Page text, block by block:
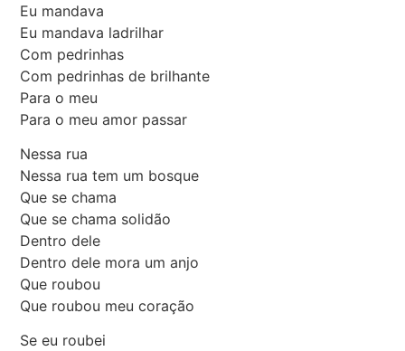
Eu mandava
Eu mandava ladrilhar
Com pedrinhas
Com pedrinhas de brilhante
Para o meu
Para o meu amor passar
Nessa rua
Nessa rua tem um bosque
Que se chama
Que se chama solidão
Dentro dele
Dentro dele mora um anjo
Que roubou
Que roubou meu coração
Se eu roubei